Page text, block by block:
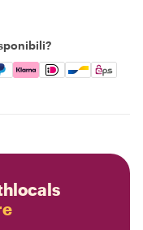
Apple Pay, Google